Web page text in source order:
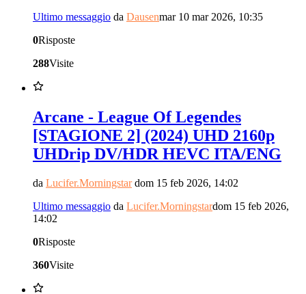
Ultimo messaggio da Dausenmar 10 mar 2026, 10:35
0Risposte
288Visite
Arcane - League Of Legendes
[STAGIONE 2] (2024) UHD 2160p
UHDrip DV/HDR HEVC ITA/ENG
da Lucifer.Morningstar dom 15 feb 2026, 14:02
Ultimo messaggio da Lucifer.Morningstardom 15 feb 2026,
14:02
0Risposte
360Visite